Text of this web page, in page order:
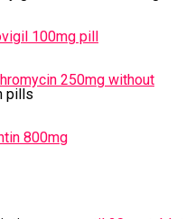
100mg pill
250mg without
pills
800mg